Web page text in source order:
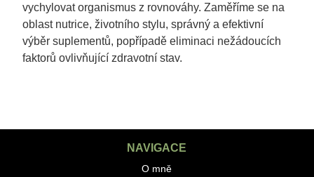
vychylovat organismus z rovnováhy. Zaměříme se na
oblast nutrice, životního stylu, správný a efektivní
výběr suplementů, popřípadě eliminaci nežádoucích
faktorů ovlivňující zdravotní stav.
NAVIGACE
O mně